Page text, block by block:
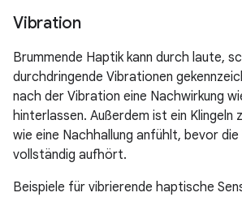
Vibration
Brummende Haptik kann durch laute,
durchdringende Vibrationen
nach der Vibration eine Nachwirkung
hinterlassen. Außerdem ist ein Klingeln
wie eine Nachhallung anfühlt, bevor
vollständig aufhört.
Beispiele für vibrierende haptische